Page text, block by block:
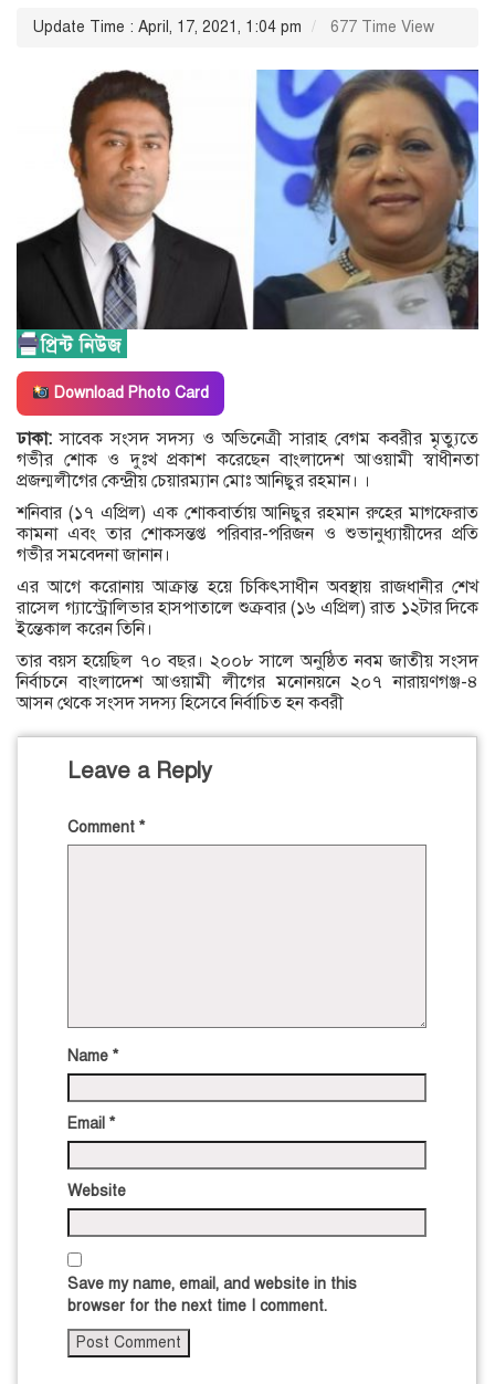
Update Time : April, 17, 2021, 1:04 pm 677 Time View
Download Photo Card
ঢাকা:সাবেক সংসদ সদস্য ও অভিনেত্রী সারাহ বেগম কবরীর মৃত্যুতে
গভীর শোক ও দুঃখ প্রকাশ করেছেন বাংলাদেশ আওয়ামী স্বাধীনতা
প্রজন্মলীগের কেন্দ্রীয় চেয়ারম্যান মোঃ আনিছুর রহমান। ।
শনিবার (১৭ এপ্রিল) এক শোকবার্তায় আনিছুর রহমান রুহের মাগফেরাত
কামনা এবং তার শোকসন্তপ্ত পরিবার-পরিজন ও শুভানুধ্যায়ীদের প্রতি
গভীর সমবেদনা জানান।
এর আগে করোনায় আক্রান্ত হয়ে চিকিৎসাধীন অবস্থায় রাজধানীর শেখ
রাসেল গ্যাস্ট্রোলিভার হাসপাতালে শুক্রবার (১৬ এপ্রিল) রাত ১২টার দিকে
ইন্তেকাল করেন তিনি।
তার বয়স হয়েছিল ৭০ বছর। ২০০৮ সালে অনুষ্ঠিত নবম জাতীয় সংসদ
নির্বাচনে বাংলাদেশ আওয়ামী লীগের মনোনয়নে ২০৭ নারায়ণগঞ্জ-৪
আসন থেকে সংসদ সদস্য হিসেবে নির্বাচিত হন কবরী
Leave a Reply
Comment *
Name *
Email *
Website
Save my name, email, and website in this
browser for the next time I comment.